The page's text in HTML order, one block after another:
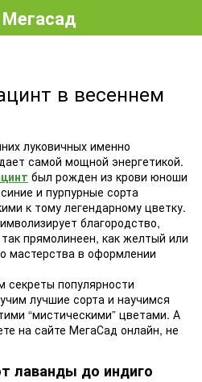
Мегасад
в весеннем
луковичных именно
самой мощной энергетикой.
был рожден из крови юноши
и пурпурные сорта
к тому легендарному цветку.
благородство,
прямолинеен, как желтый или
мастерства в оформлении
секреты популярности
лучшие сорта и научимся
“мистическими” цветами. А
на сайте МегаСад онлайн, не
лаванды до индиго